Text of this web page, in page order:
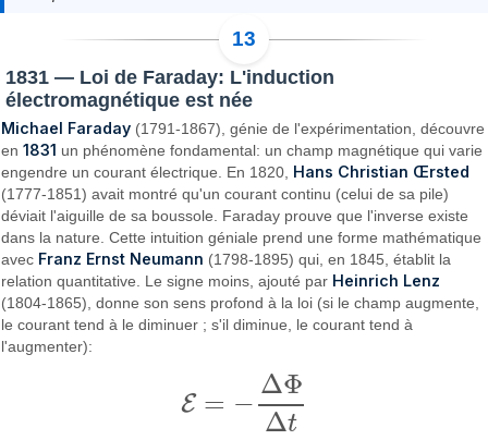
1831 — Loi de Faraday: L'induction
électromagnétique est née
Michael Faraday (1791-1867), génie de l'expérimentation, découvre
en1831 un phénomène fondamental: un champ magnétique qui varie
engendre un courant électrique. En 1820, Hans Christian Œrsted
(1777-1851) avait montré qu'un courant continu (celui de sa pile)
déviait l'aiguille de sa boussole. Faraday prouve que l'inverse existe
dans la nature. Cette intuition géniale prend une forme mathématique
avec Franz Ernst Neumann (1798-1895) qui, en 1845, établit la
relation quantitative. Le signe moins, ajouté par Heinrich Lenz
(1804-1865), donne son sens profond à la loi (si le champ augmente,
le courant tend à le diminuer ; s'il diminue, le courant tend à
l'augmenter):
E = −
ΔΦ
Δt
E= −ΔΦΔt